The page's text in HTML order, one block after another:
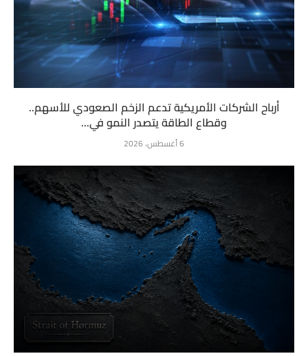
أرباح الشركات الأمريكية تدعم الزخم الصعودي للأسهم..
وقطاع الطاقة يتصدر النمو في...
6 أغسطس، 2026